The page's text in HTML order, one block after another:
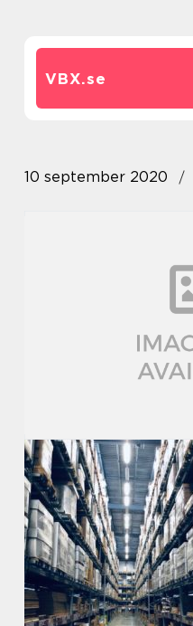
VBX.se
10 september 2020